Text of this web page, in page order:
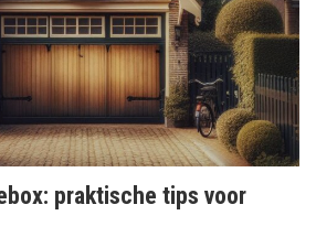
praktische tips voor